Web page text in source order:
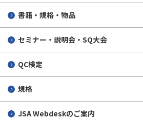
書籍・規格・物品
セミナー・説明会・SQ大会
QC検定
規格
JSA Webdeskのご案内